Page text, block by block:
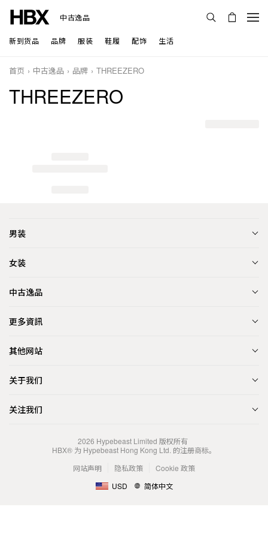
中古逸品
新到货品 品牌 服装 鞋履 配饰 生活
首页 中古逸品 品牌 THREEZERO
THREEZERO
男装
女装
中古逸品
更多資訊
其他网站
关于我们
关注我们
2026 Hypebeast Limited 版权所有
HBX® 为 Hypebeast Hong Kong Ltd. 的注册商标。
网站声明
隐私政策
Cookie 政策
USD
简体中文